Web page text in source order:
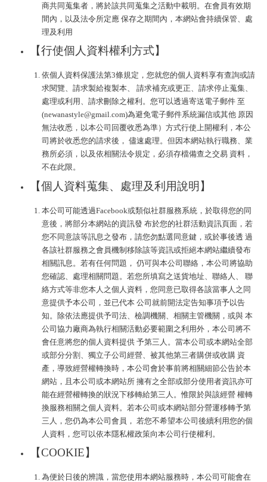
商共同蒐集者，將於該共同蒐集之活動中載明。在會員有效期
間內，以及法令所定應 保存之期間內，本網站會持續保管、處
理及利用
【行使個人資料權利方式】
依個人資料保護法第3條規定，您就您的個人資料享有查詢或請
求閱覽、請求製給複製本、 請求補充或更正、請求停止蒐集、
處理或利用、請求刪除之權利。您可以透過寄送電子郵件 至
(newanastyle@gmail.com)為避免電子郵件系統漏信或其他 原因
無法收悉，以本公司回覆收悉為準）方式行使上開權利，本公
司將於收悉您的請求後， 儘速處理。但因本網站執行職務、業
務所必須，以及依相關法令規定，必須存檔備查之交易 資料，
不在此限。
【個人資料蒐集、處理及利用說明】
本公司可能透過Facebook或類似社群服務系統，於取得您的同
意後，將部分本網站的資訊發 布於您的社群活動資訊頁面，若
您不同意該等訊息之發布，請您勿點選同意鍵，或於事後透 過
各該社群服務之會員機制移除該等資訊或拒絕本網站繼續發布
相關訊息。若有任何問題， 仍可與本公司聯絡，本公司將協助
您確認、處理相關問題。若您所填寫之送貨地址、聯絡人、 聯
絡方式等非您本人之個人資料，您同意已取得各該當事人之同
意提供予本公司，並已代本 公司就前開法定告知事項予以告
知。除依法應提供予司法、檢調機關、相關主管機關，或與 本
公司協力廠商為執行相關活動必要範圍之利用外，本公司將不
會任意將您的個人資料提供 予第三人。當本公司或本網站全部
或部分分割、獨立子公司經營、被其他第三者購併或收購 資
產，導致經營權轉換時，本公司會於事前將相關細節公告於本
網站，且本公司或本網站所 擁有之全部或部分使用者資訊亦可
能在經營權轉換的狀況下移轉給第三人。惟限於與該經營 權轉
換服務相關之個人資料。若本公司或本網站部分營運移轉予第
三人，您仍為本公司會員， 若您不希望本公司後續利用您的個
人資料，您可以依本隱私權政策向本公司行使權利。
【COOKIE】
為便於日後的辨識，當您使用本網站服務時，本公司可能會在